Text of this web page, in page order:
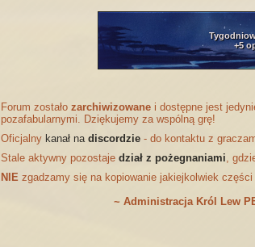
+5
Forum zostało zarchiwizowane i dostępne jest
pozafabularnymi. Dziękujemy za wspólną grę!
Oficjalny kanał na discordzie - do kontaktu z
Stale aktywny pozostaje dział z pożegnaniami,
NIE zgadzamy się na kopiowanie jakiejkolwiek
~ Administracja Król Lew